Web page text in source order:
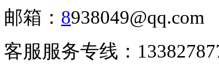
邮箱： 8938049@qq.com
客服服务专线：